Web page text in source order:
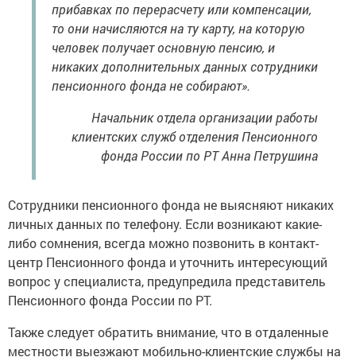
прибавках по перерасчету или компенсации,
то они начисляются на ту карту, на которую
человек получает основную пенсию, и
никаких дополнительных данных сотрудники
пенсионного фонда не собирают».
Начальник отдела организации работы
клиентских служб отделения Пенсионного
фонда России по РТ Анна Петрушина
Сотрудники пенсионного фонда не выясняют никаких
личных данных по телефону. Если возникают какие-
либо сомнения, всегда можно позвонить в контакт-
центр Пенсионного фонда и уточнить интересующий
вопрос у специалиста, предупредила представитель
Пенсионного фонда России по РТ.
Также следует обратить внимание, что в отдаленные
местности выезжают мобильно-клиентские службы на